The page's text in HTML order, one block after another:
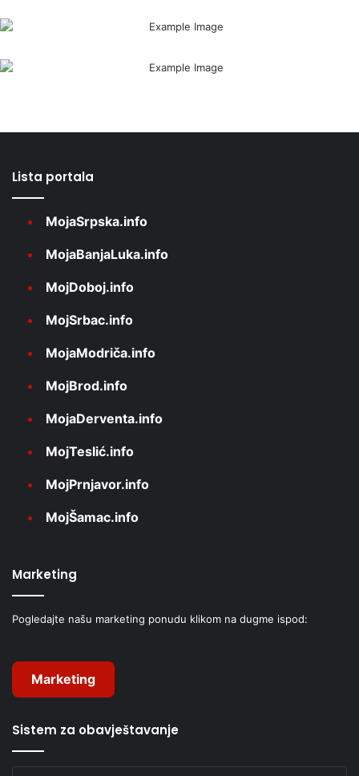
Lista portala
MojaSrpska.info
MojaBanjaLuka.info
MojDoboj.info
MojSrbac.info
MojaModriča.info
MojBrod.info
MojaDerventa.info
MojTeslić.info
MojPrnjavor.info
MojŠamac.info
Marketing
Pogledajte našu marketing ponudu klikom na dugme ispod:
Marketing
Sistem za obavještavanje